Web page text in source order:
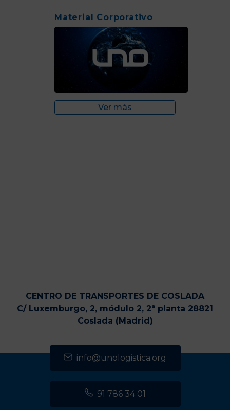
Material Corporativo
Ver más
CENTRO DE TRANSPORTES DE COSLADA
C/ Luxemburgo, 2, módulo 2, 2ª planta 28821
Coslada (Madrid)
info@unologistica.org
91 786 34 01